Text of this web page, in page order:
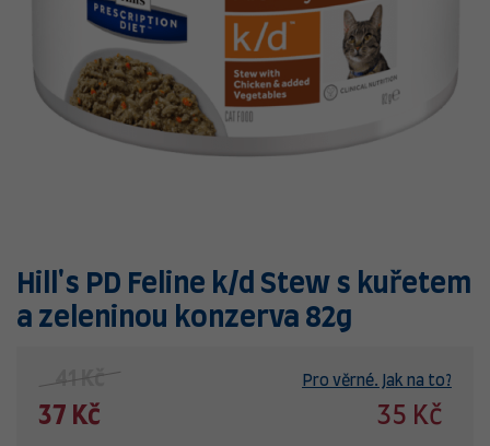
Hill's PD Feline k/d Stew s kuřetem
a zeleninou konzerva 82g
41 Kč Pro věrné. Jak na to?
37 Kč 35 Kč